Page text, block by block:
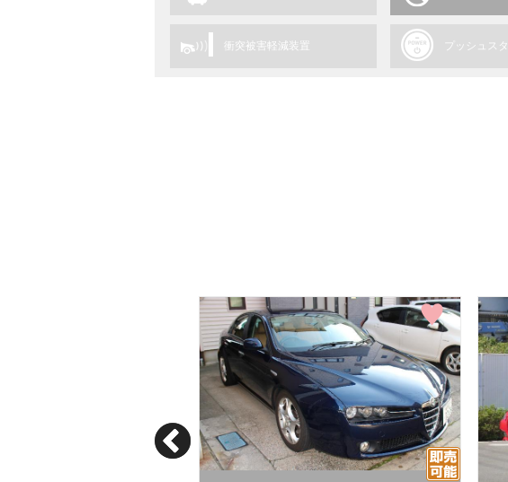
衝突被害軽減装置 プッシュス